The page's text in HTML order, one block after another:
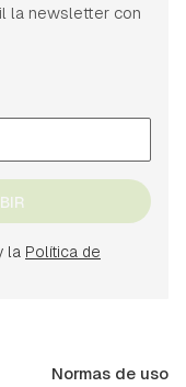
la newsletter con
la Política de
Normas de uso